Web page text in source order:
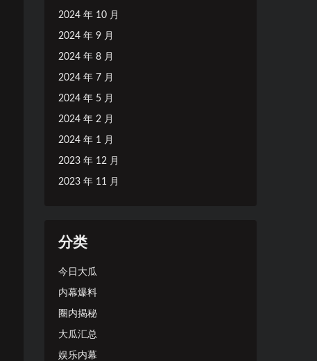
2024 年 10 月
2024 年 9 月
2024 年 8 月
2024 年 7 月
2024 年 5 月
2024 年 2 月
2024 年 1 月
2023 年 12 月
2023 年 11 月
分类
今日大瓜
内幕爆料
圈内揭秘
大瓜汇总
娱乐内幕